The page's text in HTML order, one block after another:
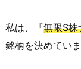
い
私は、『無限S株
銘柄を決めていま